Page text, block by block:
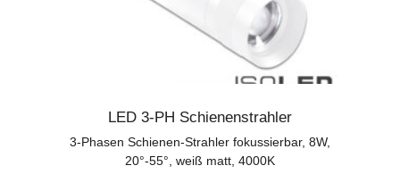
LED 3-PH Schienenstrahler
3-Phasen Schienen-Strahler fokussierbar, 8W,
20°-55°, weiß matt, 4000K